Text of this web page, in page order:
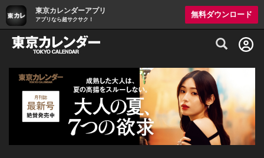
東京カレンダーアプリ
アプリなら超サクサク！
無料ダウンロード
グルメ情報・プレミアムレストラン予約